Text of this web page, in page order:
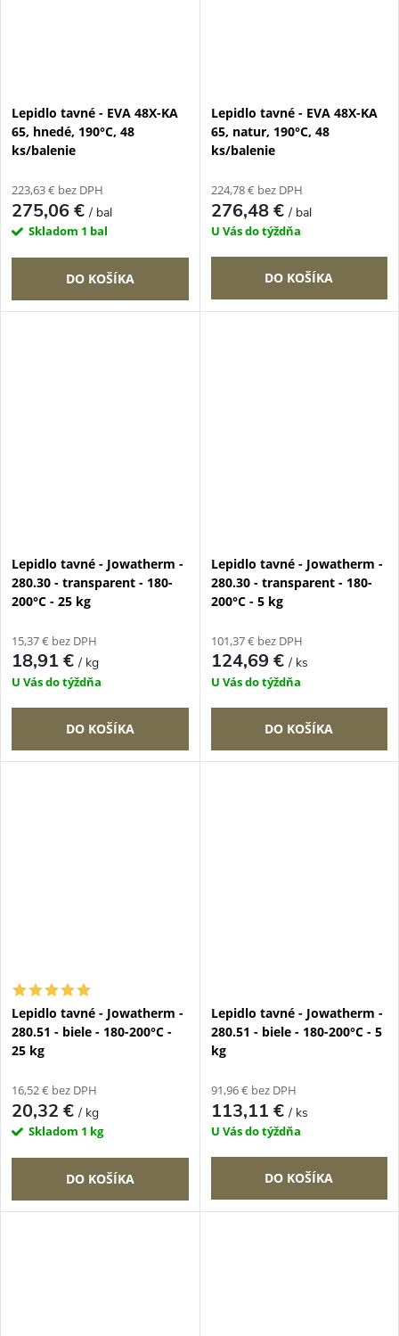
Lepidlo tavné - EVA 48X-KA
65, hnedé, 190°C, 48
ks/balenie
223,63 € bez DPH
275,06 €/ bal
Skladom 1 bal
DO KOŠÍKA
Lepidlo tavné - EVA 48X-KA
65, natur, 190°C, 48
ks/balenie
224,78 € bez DPH
276,48 €/ bal
U Vás do týždňa
DO KOŠÍKA
Lepidlo tavné - Jowatherm -
280.30 - transparent - 180-
200°C - 25 kg
15,37 € bez DPH
18,91 €/ kg
U Vás do týždňa
DO KOŠÍKA
Lepidlo tavné - Jowatherm -
280.30 - transparent - 180-
200°C - 5 kg
101,37 € bez DPH
124,69 €/ ks
U Vás do týždňa
DO KOŠÍKA
Lepidlo tavné - Jowatherm -
280.51 - biele - 180-200°C -
25 kg
16,52 € bez DPH
20,32 €/ kg
Skladom 1 kg
DO KOŠÍKA
Lepidlo tavné - Jowatherm -
280.51 - biele - 180-200°C - 5
kg
91,96 € bez DPH
113,11 €/ ks
U Vás do týždňa
DO KOŠÍKA